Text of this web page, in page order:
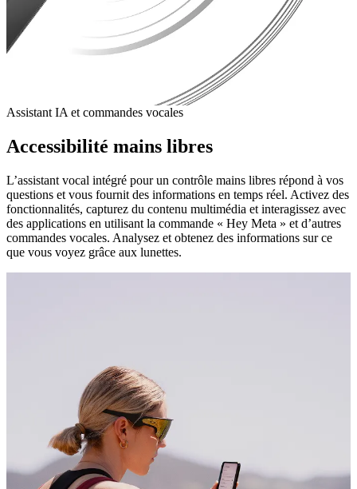
Assistant IA et commandes vocales
Accessibilité mains libres
L’assistant vocal intégré pour un contrôle mains libres répond à vos
questions et vous fournit des informations en temps réel. Activez des
fonctionnalités, capturez du contenu multimédia et interagissez avec
des applications en utilisant la commande « Hey Meta » et d’autres
commandes vocales. Analysez et obtenez des informations sur ce
que vous voyez grâce aux lunettes.